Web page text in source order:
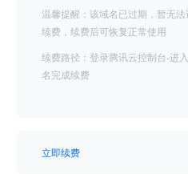
温馨提醒：该域名已过期，暂无
续费，续费后可恢复正常使用
续费路径：登录腾讯云控制台-进
名完成续费
立即续费